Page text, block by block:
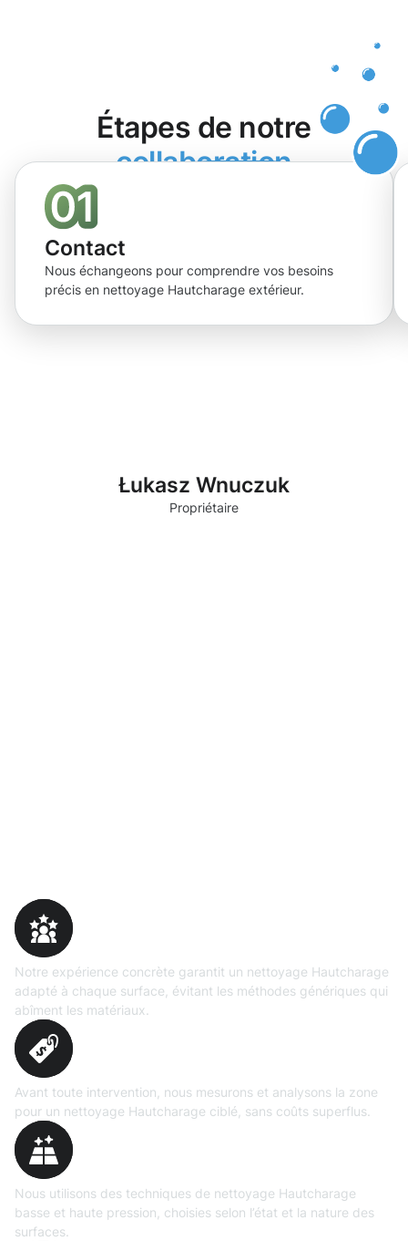
Étapes de notre
collaboration
Contact
Nous échangeons pour comprendre vos besoins
précis en nettoyage Hautcharage extérieur.
Notre expérience concrète garantit un nettoyage Hautcharage
adapté à chaque surface, évitant les méthodes génériques qui
abîment les matériaux.
Avant toute intervention, nous mesurons et analysons la zone
pour un nettoyage Hautcharage ciblé, sans coûts superflus.
Łukasz Wnuczuk
Propriétaire
Nous utilisons des techniques de nettoyage Hautcharage
basse et haute pression, choisies selon l’état et la nature des
surfaces.